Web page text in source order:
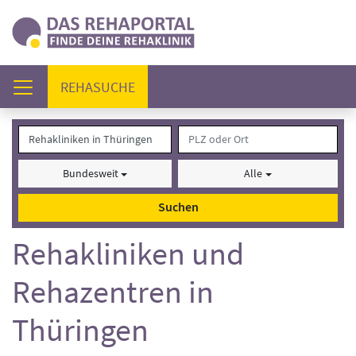
REHASUCHE(AKTUELL)
Bundesweit Alle
Suchen
Rehakliniken und
Rehazentren in
Thüringen